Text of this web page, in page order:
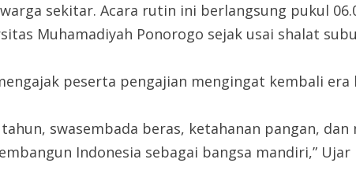
sekitar. Acara rutin ini berlangsung pukul
Muhamadiyah Ponorogo sejak usai shalat
peserta pengajian mengingat kembali
swasembada beras, ketahanan pangan, dan
Indonesia sebagai bangsa mandiri,” Ujar